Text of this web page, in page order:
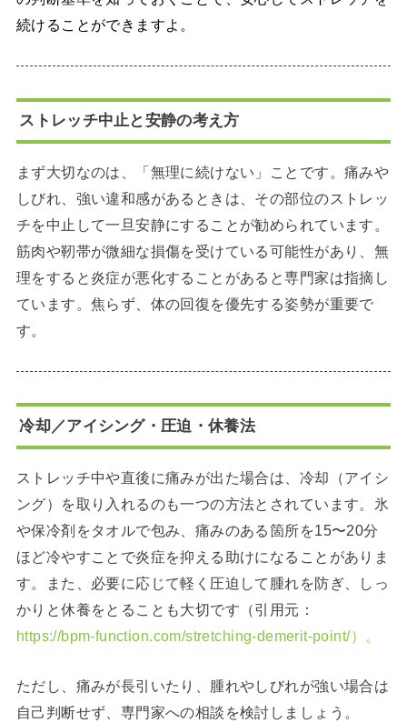
続けることができますよ。
ストレッチ中止と安静の考え方
まず大切なのは、「無理に続けない」ことです。痛みや
しびれ、強い違和感があるときは、その部位のストレッ
チを中止して一旦安静にすることが勧められています。
筋肉や靭帯が微細な損傷を受けている可能性があり、無
理をすると炎症が悪化することがあると専門家は指摘し
ています。焦らず、体の回復を優先する姿勢が重要で
す。
冷却／アイシング・圧迫・休養法
ストレッチ中や直後に痛みが出た場合は、冷却（アイシ
ング）を取り入れるのも一つの方法とされています。氷
や保冷剤をタオルで包み、痛みのある箇所を15〜20分
ほど冷やすことで炎症を抑える助けになることがありま
す。また、必要に応じて軽く圧迫して腫れを防ぎ、しっ
かりと休養をとることも大切です（引用元：
https://bpm-function.com/stretching-demerit-point/）。
ただし、痛みが長引いたり、腫れやしびれが強い場合は
自己判断せず、専門家への相談を検討しましょう。